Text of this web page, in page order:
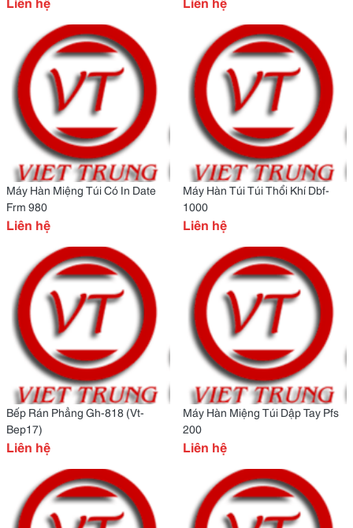
Máy Hàn Miệng Túi Có In Date
Frm 980
Liên hệ
Máy Hàn Túi Túi Thổi Khí Dbf-
1000
Liên hệ
Bếp Rán Phẳng Gh-818 (Vt-
Bep17)
Liên hệ
Máy Hàn Miệng Túi Dập Tay Pfs
200
Liên hệ